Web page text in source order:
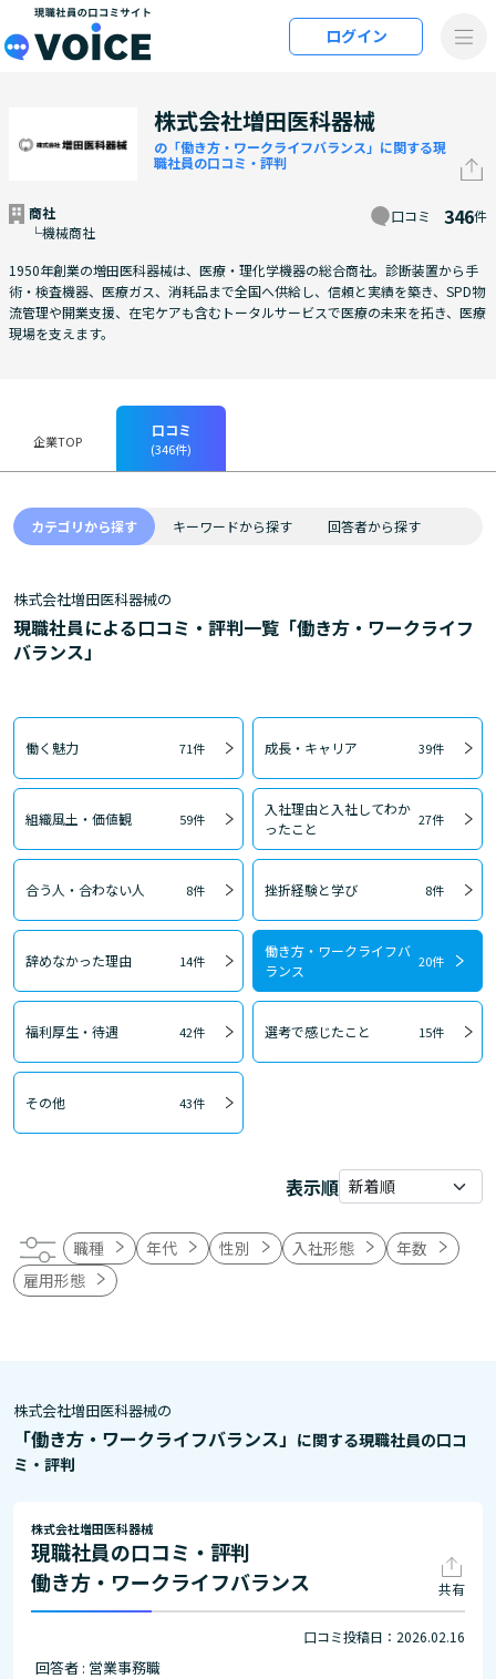
メインコンテンツにスキップ
ログイン
株式会社増田医科器械
の「働き方・ワークライフバランス」に関する現
職社員の口コミ・評判
商社
└機械商社
口コミ 346件
1950年創業の増田医科器械は、医療・理化学機器の総合商社。診断装置から手
術・検査機器、医療ガス、消耗品まで全国へ供給し、信頼と実績を築き、SPD物
流管理や開業支援、在宅ケアも含むトータルサービスで医療の未来を拓き、医療
現場を支えます。
企業TOP
口コミ
(346件)
カテゴリから探す キーワードから探す 回答者から探す
株式会社増田医科器械の
現職社員による口コミ・評判一覧「働き方・ワークライフ
バランス」
働く魅力 71件 成長・キャリア 39件
組織風土・価値観 59件
入社理由と入社してわか
ったこと
27件
合う人・合わない人 8件 挫折経験と学び 8件
辞めなかった理由 14件
働き方・ワークライフバ
ランス
20件
福利厚生・待遇 42件 選考で感じたこと 15件
その他 43件
表示順
職種 年代 性別 入社形態
年数
雇用形態
株式会社増田医科器械の
「働き方・ワークライフバランス」 に関する現職社員の口コ
ミ・評判
株式会社増田医科器械
現職社員の口コミ・評判
働き方・ワークライフバランス
共有
口コミ投稿日：2026.02.16
回答者 : 営業事務職